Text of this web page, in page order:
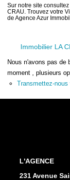
Sur notre site
CRAU. Trouvez votre
de Agence Azur
Immobilier LA
Nous n'avons pas de
moment , plusieurs
Transmettez-nous
L'AGENCE
231 Avenue